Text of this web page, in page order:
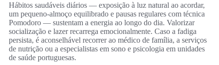
Hábitos saudáveis diários — exposição à luz natural ao acordar,
um pequeno-almoço equilibrado e pausas regulares com técnica
Pomodoro — sustentam a energia ao longo do dia. Valorizar
socialização e lazer recarrega emocionalmente. Caso a fadiga
persista, é aconselhável recorrer ao médico de família, a serviços
de nutrição ou a especialistas em sono e psicologia em unidades
de saúde portuguesas.